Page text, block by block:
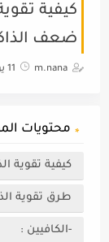
كيفية
ضعف
m.nana 11 يونيو 2022
محتويات
كيفية تقوية
طرق تقوية
-الكافيين :